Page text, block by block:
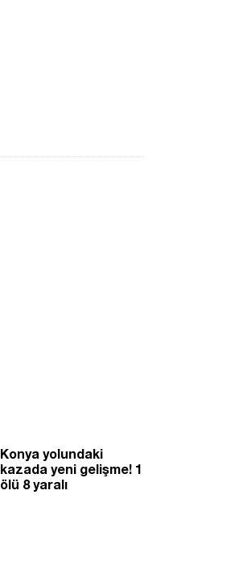
Konya yolundaki
kazada yeni gelişme! 1
ölü 8 yaralı